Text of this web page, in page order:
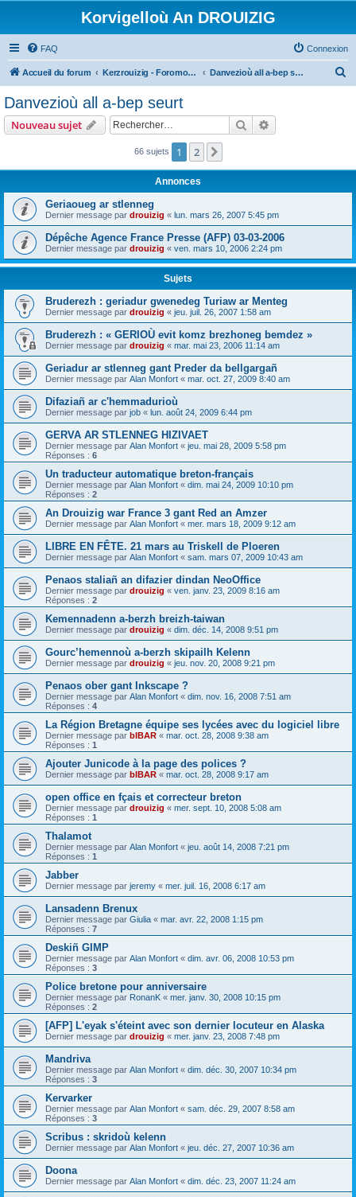
Korvigelloù An DROUIZIG
FAQ Connexion
Accueil du forum Kerzrouizig - Foromoù An Drouizig Danvezioù all a-bep seurt
e
Danvezioù all a-bep seurt
Nouveau sujet Rechercher
66 sujets 1 2
Annonces
Geriaoueg ar stlenneg
Dernier message par drouizig « lun. mars 26, 2007 5:45 pm
Dépêche Agence France Presse (AFP) 03-03-2006
Dernier message par drouizig « ven. mars 10, 2006 2:24 pm
Sujets
Bruderezh : geriadur gwenedeg Turiaw ar Menteg
Dernier message par drouizig « jeu. juil. 26, 2007 1:58 am
Bruderezh : « GERIOÙ evit komz brezhoneg bemdez »
Dernier message par drouizig « mar. mai 23, 2006 11:14 am
Geriadur ar stlenneg gant Preder da bellgargañ
Dernier message par Alan Monfort « mar. oct. 27, 2009 8:40 am
Difaziañ ar c'hemmadurioù
Dernier message par job « lun. août 24, 2009 6:44 pm
GERVA AR STLENNEG HIZIVAET
Dernier message par Alan Monfort « jeu. mai 28, 2009 5:58 pm
Réponses : 6
Un traducteur automatique breton-français
Dernier message par Alan Monfort « dim. mai 24, 2009 10:10 pm
Réponses : 2
An Drouizig war France 3 gant Red an Amzer
Dernier message par Alan Monfort « mer. mars 18, 2009 9:12 am
LIBRE EN FÊTE. 21 mars au Triskell de Ploeren
Dernier message par Alan Monfort « sam. mars 07, 2009 10:43 am
Penaos staliañ an difazier dindan NeoOffice
Dernier message par drouizig « ven. janv. 23, 2009 8:16 am
Réponses : 2
Kemennadenn a-berzh breizh-taiwan
Dernier message par drouizig « dim. déc. 14, 2008 9:51 pm
Gourc’hemennoù a-berzh skipailh Kelenn
Dernier message par drouizig « jeu. nov. 20, 2008 9:21 pm
Penaos ober gant Inkscape ?
Dernier message par Alan Monfort « dim. nov. 16, 2008 7:51 am
Réponses : 4
La Région Bretagne équipe ses lycées avec du logiciel libre
Dernier message par bIBAR « mar. oct. 28, 2008 9:38 am
Réponses : 1
Ajouter Junicode à la page des polices ?
Dernier message par bIBAR « mar. oct. 28, 2008 9:17 am
open office en fçais et correcteur breton
Dernier message par drouizig « mer. sept. 10, 2008 5:08 am
Réponses : 1
Thalamot
Dernier message par Alan Monfort « jeu. août 14, 2008 7:21 pm
Réponses : 1
Jabber
Dernier message par jeremy « mer. juil. 16, 2008 6:17 am
Lansadenn Brenux
Dernier message par Giulia « mar. avr. 22, 2008 1:15 pm
Réponses : 7
Deskiñ GIMP
Dernier message par Alan Monfort « dim. avr. 06, 2008 10:53 pm
Réponses : 3
Police bretone pour anniversaire
Dernier message par RonanK « mer. janv. 30, 2008 10:15 pm
Réponses : 2
[AFP] L'eyak s'éteint avec son dernier locuteur en Alaska
Dernier message par drouizig « mer. janv. 23, 2008 7:48 pm
Mandriva
Dernier message par Alan Monfort « dim. déc. 30, 2007 10:34 pm
Réponses : 3
Kervarker
Dernier message par Alan Monfort « sam. déc. 29, 2007 8:58 am
Réponses : 3
Scribus : skridoù kelenn
Dernier message par Alan Monfort « jeu. déc. 27, 2007 10:36 am
Doona
Dernier message par Alan Monfort « dim. déc. 23, 2007 11:24 am